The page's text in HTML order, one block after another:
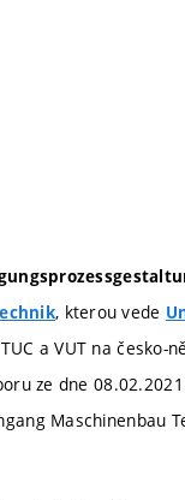
, kterou vede
a VUT na česko-
ze dne
Maschinenbau